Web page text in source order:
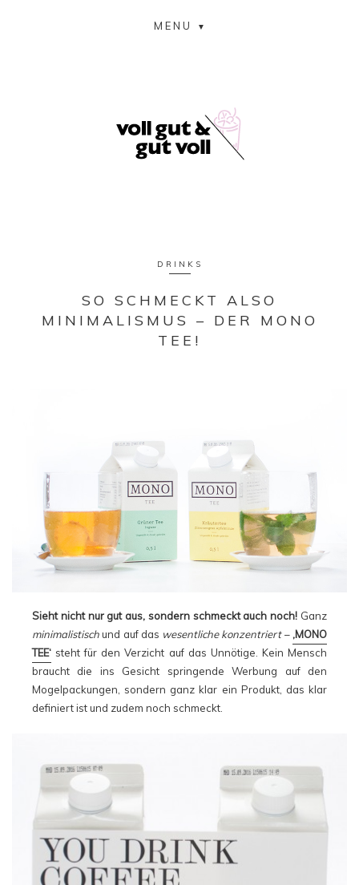
MENU
DRINKS
SO SCHMECKT ALSO
MINIMALISMUS – DER MONO
TEE!
Sieht nicht nur gut aus, sondern schmeckt auch noch! Ganz
minimalistischund auf das wesentliche konzentriert– ‚MONO
TEE‘ steht für den Verzicht auf das Unnötige. Kein Mensch
braucht die ins Gesicht springende Werbung auf den
Mogelpackungen, sondern ganz klar ein Produkt, das klar
definiert ist und zudem noch schmeckt.